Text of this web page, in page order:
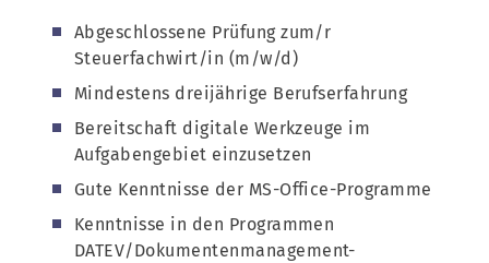
Abgeschlossene Prüfung zum/r
Steuerfachwirt/in (m/w/d)
Mindestens dreijährige Berufserfahrung
Bereitschaft digitale Werkzeuge im
Aufgabengebiet einzusetzen
Gute Kenntnisse der MS-Office-Programme
Kenntnisse in den Programmen
DATEV/Dokumentenmanagement-